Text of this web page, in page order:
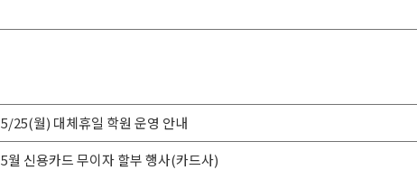
5/25(월) 대체휴일 학원 운영 안내
5월 신용카드 무이자 할부 행사(카드사)